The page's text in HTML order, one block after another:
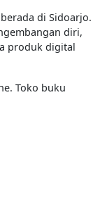
di Sidoarjo.
diri,
produk digital
Toko buku